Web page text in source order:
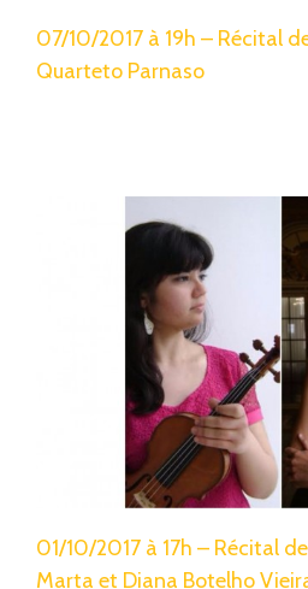
07/10/2017 à 19h – Récital
Quarteto Parnaso
01/10/2017 à 17h – Récital
Marta et Diana Botelho